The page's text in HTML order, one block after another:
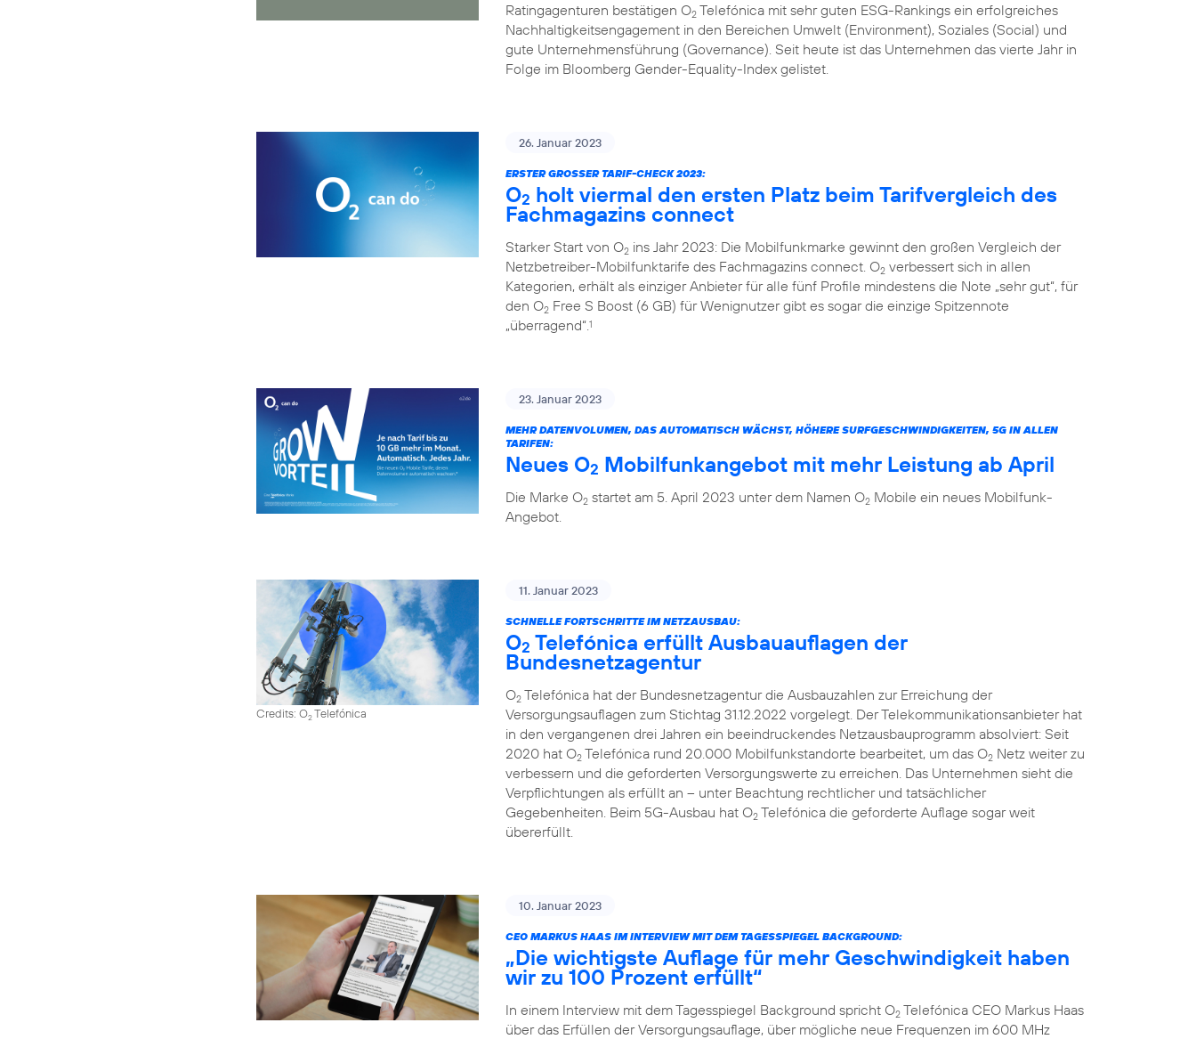
Ratingagenturen bestätigen O2 Telefónica mit sehr guten ESG-Rankings ein erfolgreiches
Nachhaltigkeitsengagement in den Bereichen Umwelt (Environment), Soziales (Social) und
gute Unternehmensführung (Governance). Seit heute ist das Unternehmen das vierte Jahr in
Folge im Bloomberg Gender-Equality-Index gelistet.
26. Januar 2023
ERSTER GROSSER TARIF-CHECK 2023:
O2 holt viermal den ersten Platz beim Tarifvergleich des
Fachmagazins connect
Starker Start von O2 ins Jahr 2023: Die Mobilfunkmarke gewinnt den großen Vergleich der
Netzbetreiber-Mobilfunktarife des Fachmagazins connect. O2 verbessert sich in allen
Kategorien, erhält als einziger Anbieter für alle fünf Profile mindestens die Note „sehr gut“, für
den O2 Free S Boost (6 GB) für Wenignutzer gibt es sogar die einzige Spitzennote
„überragend“.1
23. Januar 2023
MEHR DATENVOLUMEN, DAS AUTOMATISCH WÄCHST, HÖHERE SURFGESCHWINDIGKEITEN, 5G IN ALLEN
TARIFEN:
Neues O2 Mobilfunkangebot mit mehr Leistung ab April
Die Marke O2 startet am 5. April 2023 unter dem Namen O2 Mobile ein neues Mobilfunk-
Angebot.
Credits: O2Telefónica
11. Januar 2023
SCHNELLE FORTSCHRITTE IM NETZAUSBAU:
O2 Telefónica erfüllt Ausbauauflagen der
Bundesnetzagentur
O2 Telefónica hat der Bundesnetzagentur die Ausbauzahlen zur Erreichung der
Versorgungsauflagen zum Stichtag 31.12.2022 vorgelegt. Der Telekommunikationsanbieter hat
in den vergangenen drei Jahren ein beeindruckendes Netzausbauprogramm absolviert: Seit
2020 hat O2 Telefónica rund 20.000 Mobilfunkstandorte bearbeitet, um das O2 Netz weiter zu
verbessern und die geforderten Versorgungswerte zu erreichen. Das Unternehmen sieht die
Verpflichtungen als erfüllt an – unter Beachtung rechtlicher und tatsächlicher
Gegebenheiten. Beim 5G-Ausbau hat O2 Telefónica die geforderte Auflage sogar weit
übererfüllt.
10. Januar 2023
CEO MARKUS HAAS IM INTERVIEW MIT DEM TAGESSPIEGEL BACKGROUND:
„Die wichtigste Auflage für mehr Geschwindigkeit haben
wir zu 100 Prozent erfüllt“
In einem Interview mit dem Tagesspiegel Background spricht O2 Telefónica CEO Markus Haas
über das Erfüllen der Versorgungsauflage, über mögliche neue Frequenzen im 600 MHz